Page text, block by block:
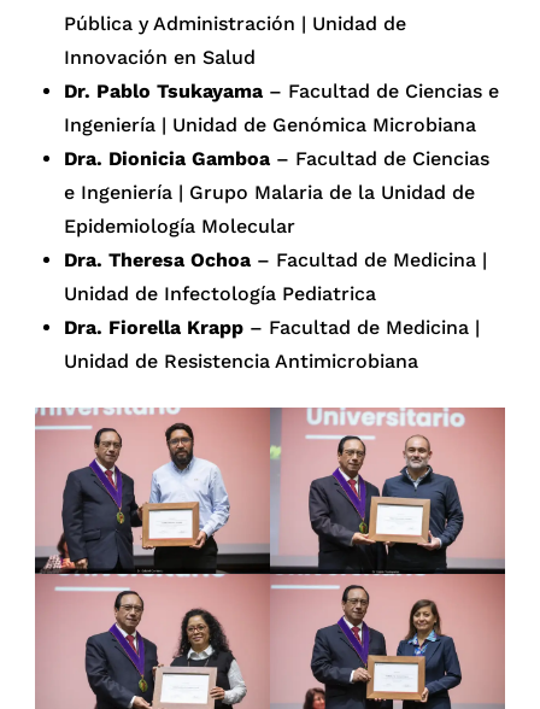
Pública y Administración | Unidad de
Innovación en Salud
Dr. Pablo Tsukayama – Facultad de Ciencias e
Ingeniería | Unidad de Genómica Microbiana
Dra. Dionicia Gamboa – Facultad de Ciencias
e Ingeniería | Grupo Malaria de la Unidad de
Epidemiología Molecular
Dra. Theresa Ochoa – Facultad de Medicina |
Unidad de Infectología Pediatrica
Dra. Fiorella Krapp – Facultad de Medicina |
Unidad de Resistencia Antimicrobiana